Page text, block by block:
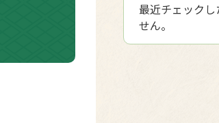
最近チェック
せん。